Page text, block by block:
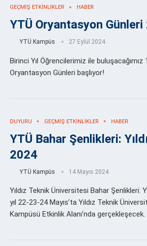
GEÇMIŞ ETKINLIKLER HABER
YTÜ Oryantasyon
YTÜ Kampüs 27 Eylül 2024
Birinci Yıl Öğrencilerimiz ile buluşacağımız
Oryantasyon Günleri başlıyor!
DUYURU GEÇMIŞ ETKINLIKLER HABER
YTÜ Bahar Şenlikleri:
2024
YTÜ Kampüs 14 Mayıs 2024
Yıldız Teknik Üniversitesi Bahar Şenlikleri:
yıl 22-23-24 Mayıs’ta Yıldız Teknik
Kampüsü Etkinlik Alanı’nda